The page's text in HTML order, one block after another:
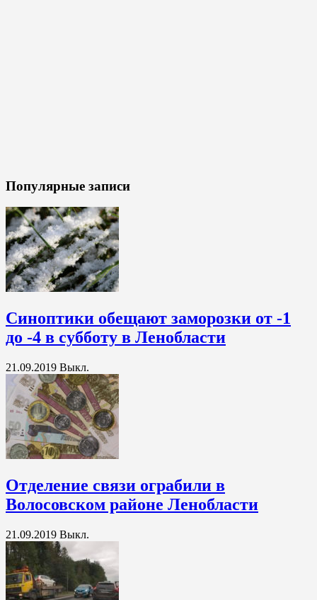
Популярные записи
Синоптики обещают заморозки от -1
до -4 в субботу в Ленобласти
21.09.2019 Выкл.
Отделение связи ограбили в
Волосовском районе Ленобласти
21.09.2019 Выкл.